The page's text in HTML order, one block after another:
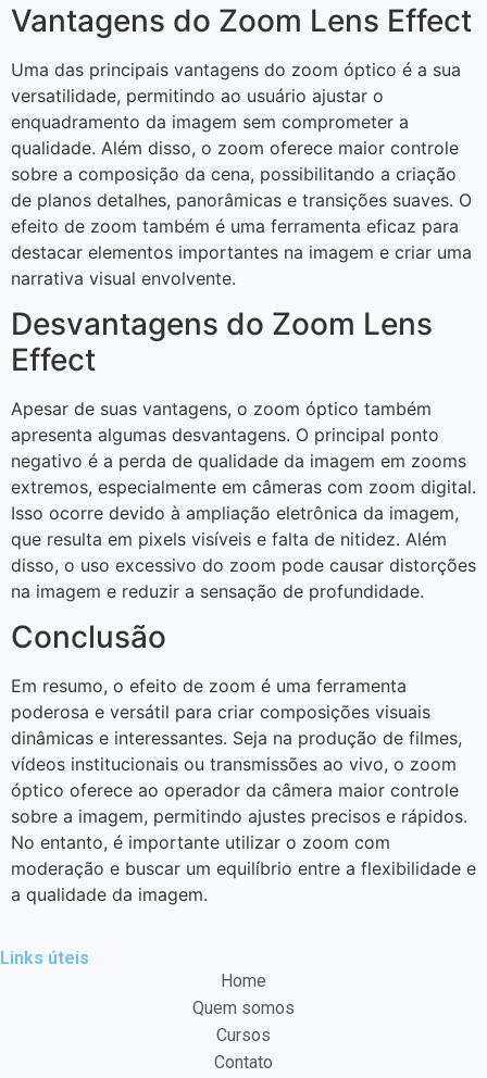
Vantagens do Zoom Lens Effect
Uma das principais vantagens do zoom óptico é a sua
versatilidade, permitindo ao usuário ajustar o
enquadramento da imagem sem comprometer a
qualidade. Além disso, o zoom oferece maior controle
sobre a composição da cena, possibilitando a criação
de planos detalhes, panorâmicas e transições suaves. O
efeito de zoom também é uma ferramenta eficaz para
destacar elementos importantes na imagem e criar uma
narrativa visual envolvente.
Desvantagens do Zoom Lens
Effect
Apesar de suas vantagens, o zoom óptico também
apresenta algumas desvantagens. O principal ponto
negativo é a perda de qualidade da imagem em zooms
extremos, especialmente em câmeras com zoom digital.
Isso ocorre devido à ampliação eletrônica da imagem,
que resulta em pixels visíveis e falta de nitidez. Além
disso, o uso excessivo do zoom pode causar distorções
na imagem e reduzir a sensação de profundidade.
Conclusão
Em resumo, o efeito de zoom é uma ferramenta
poderosa e versátil para criar composições visuais
dinâmicas e interessantes. Seja na produção de filmes,
vídeos institucionais ou transmissões ao vivo, o zoom
óptico oferece ao operador da câmera maior controle
sobre a imagem, permitindo ajustes precisos e rápidos.
No entanto, é importante utilizar o zoom com
moderação e buscar um equilíbrio entre a flexibilidade e
a qualidade da imagem.
Links úteis
Home
Quem somos
Cursos
Contato